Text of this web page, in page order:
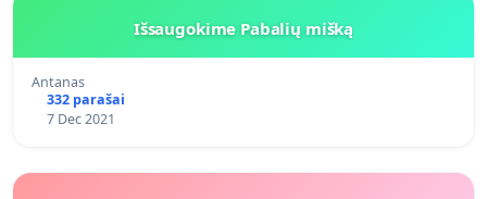
Išsaugokime Pabalių mišką
Antanas
332 parašai
7 Dec 2021